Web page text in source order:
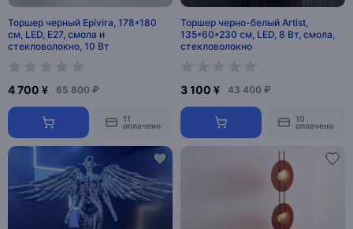
Торшер черный Epivira, 178*180
см, LED, Е27, смола и
стекловолокно, 10 Вт
4 700 ¥ 65 800 ₽
11
оплачено
Торшер черно-белый Artist,
135*60*230 см, LED, 8 Вт, смола,
стекловолокно
3 100 ¥ 43 400 ₽
10
оплачено